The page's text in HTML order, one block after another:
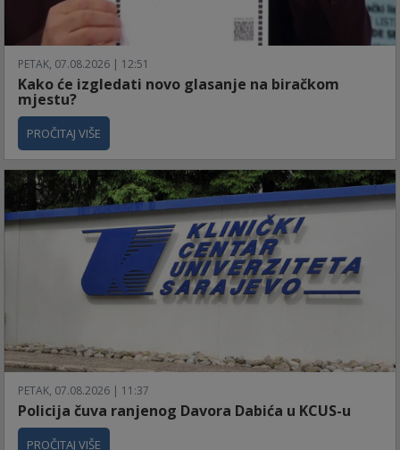
PETAK, 07.08.2026 | 12:51
Kako će izgledati novo glasanje na biračkom
mjestu?
PROČITAJ VIŠE
PETAK, 07.08.2026 | 11:37
Policija čuva ranjenog Davora Dabića u KCUS-u
PROČITAJ VIŠE